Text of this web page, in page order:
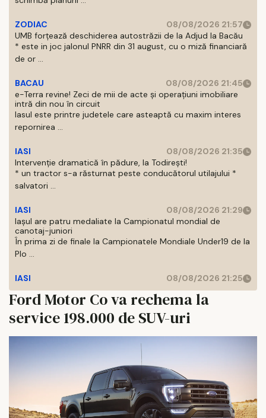
ZODIAC
08/08/2026 21:57
UMB forțează deschiderea autostrăzii de la Adjud la Bacău
* este in joc jalonul PNRR din 31 august, cu o miză financiară
de or ...
BACAU
08/08/2026 21:45
e-Terra revine! Zeci de mii de acte și operațiuni imobiliare
intră din nou în circuit
Iasul este printre judetele care asteaptă cu maxim interes
repornirea ...
IASI
08/08/2026 21:35
Intervenție dramatică în pădure, la Todirești!
* un tractor s-a răsturnat peste conducătorul utilajului *
salvatori ...
IASI
08/08/2026 21:29
Iaşul are patru medaliate la Campionatul mondial de
canotaj-juniori
În prima zi de finale la Campionatele Mondiale Under19 de la
Plo ...
IASI 08/08/2026 21:25
Ford Motor Co va rechema la
service 198.000 de SUV-uri